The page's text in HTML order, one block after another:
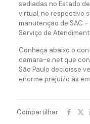
sediadas no Estado
virtual, no respectivo
manutenção de SAC –
Serviço de
Conheça abaixo o
camara-e.net que
São Paulo decidisse
enorme prejuízo às
Compartilhar